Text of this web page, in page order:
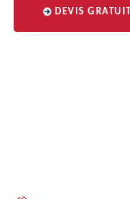
DEVIS GRATUIT